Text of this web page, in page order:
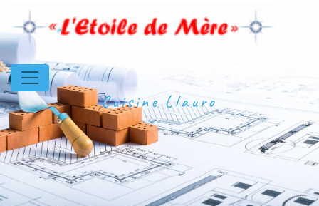
Panneau de gestion des cookies
Cuisine Llauro